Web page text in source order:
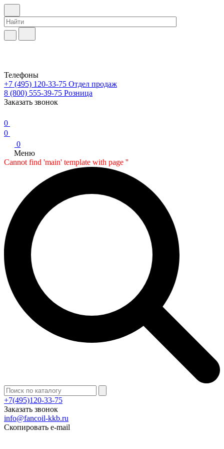
Телефоны
+7 (495) 120-33-75 Отдел продаж
8 (800) 555-39-75 Розница
Заказать звонок
0
0
0
Меню
Cannot find 'main' template with page ''
+7(495)120-33-75
Заказать звонок
info@fancoil-kkb.ru
Скопировать e-mail